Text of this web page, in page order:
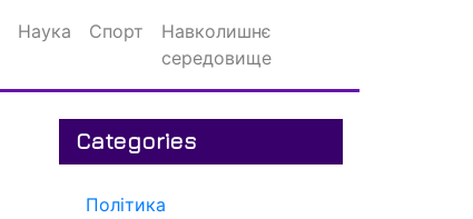
Наука Спорт
Навколишнє
середовище
Categories
Політика